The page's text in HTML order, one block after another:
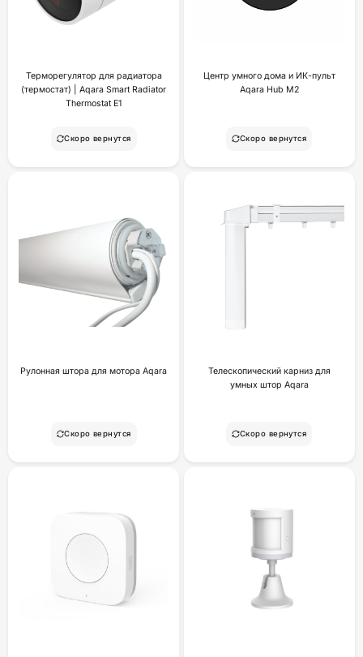
Терморегулятор для радиатора
(термостат) | Aqara Smart Radiator
Thermostat E1
Скоро вернутся
Центр умного дома и ИК-пульт
Aqara Hub M2
Скоро вернутся
Рулонная штора для мотора Aqara
Скоро вернутся
Телескопический карниз для
умных штор Aqara
Скоро вернутся